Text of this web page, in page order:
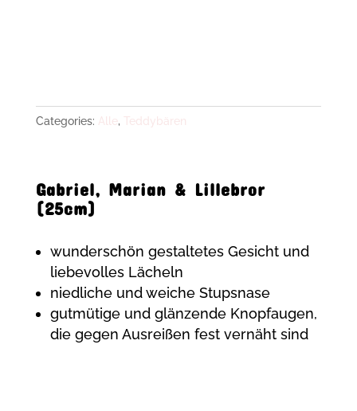
Categories: Alle , Teddybären
Gabriel, Marian & Lillebror
(25cm)
wunderschön gestaltetes Gesicht und
liebevolles Lächeln
niedliche und weiche Stupsnase
gutmütige und glänzende Knopfaugen,
die gegen Ausreißen fest vernäht sind